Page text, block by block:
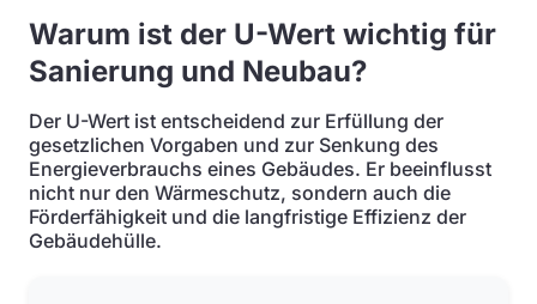
Warum ist der U-Wert wichtig für
Sanierung und Neubau?
Der U-Wert ist entscheidend zur Erfüllung der
gesetzlichen Vorgaben und zur Senkung des
Energieverbrauchs eines Gebäudes. Er beeinflusst
nicht nur den Wärmeschutz, sondern auch die
Förderfähigkeit und die langfristige Effizienz der
Gebäudehülle.